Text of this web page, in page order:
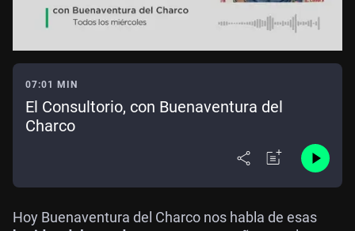
07:01 MIN
El Consultorio, con Buenaventura del
Charco
Hoy Buenaventura del Charco nos habla de esas